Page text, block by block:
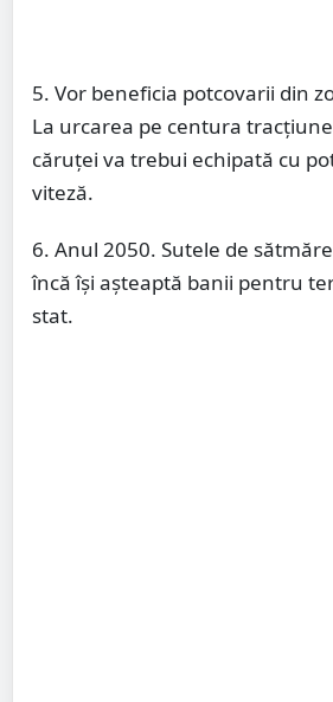
5. Vor beneficia potcovarii din
La urcarea pe centura
căruței va trebui echipată cu
viteză.
6. Anul 2050. Sutele de
încă își așteaptă banii pentru
stat.